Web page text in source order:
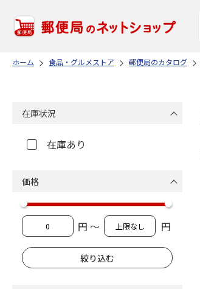
ホーム 食品・グルメストア 郵便局のカタログ
在庫状況
在庫あり
価格
円 ～ 円